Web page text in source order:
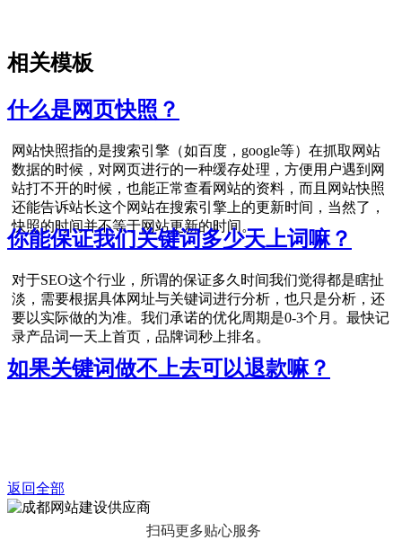
相关模板
什么是网页快照？
网站快照指的是搜索引擎（如百度，google等）在抓取网站
数据的时候，对网页进行的一种缓存处理，方便用户遇到网
站打不开的时候，也能正常查看网站的资料，而且网站快照
还能告诉站长这个网站在搜索引擎上的更新时间，当然了，
快照的时间并不等于网站更新的时间。
你能保证我们关键词多少天上词嘛？
对于SEO这个行业，所谓的保证多久时间我们觉得都是瞎扯
淡，需要根据具体网址与关键词进行分析，也只是分析，还
要以实际做的为准。我们承诺的优化周期是0-3个月。最快记
录产品词一天上首页，品牌词秒上排名。
如果关键词做不上去可以退款嘛？
返回全部
扫码更多贴心服务